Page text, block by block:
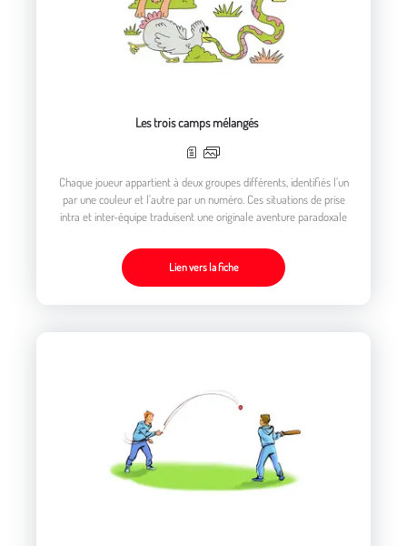
Les trois camps mélangés
Chaque joueur appartient à deux groupes différents, identifiés l’un
par une couleur et l’autre par un numéro. Ces situations de prise
intra et inter-équipe traduisent une originale aventure paradoxale
Lien vers la fiche